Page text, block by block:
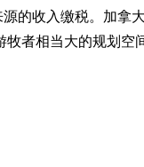
的收入缴税。加拿
者相当大的规划空